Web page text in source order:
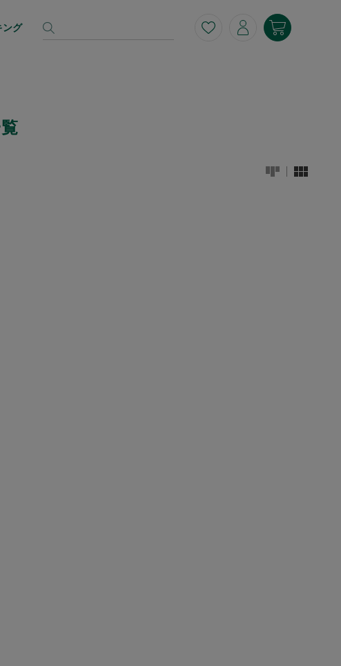
ング